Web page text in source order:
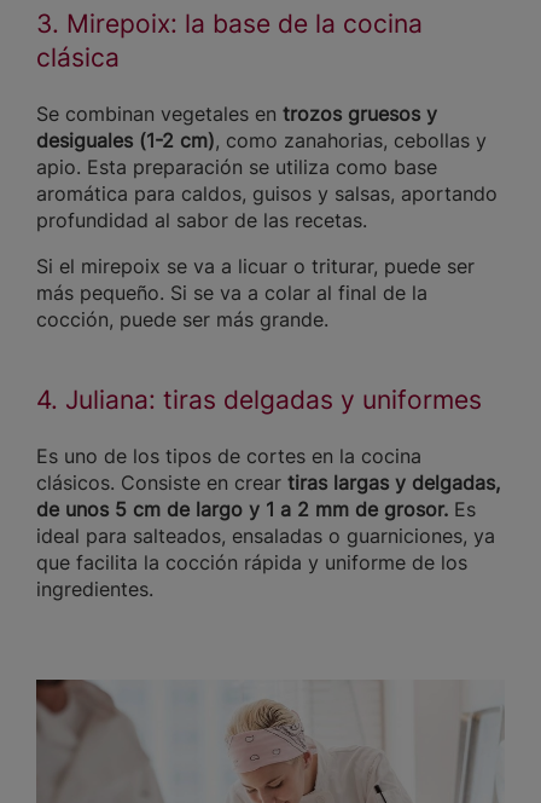
3. Mirepoix: la base de la cocina
clásica
Se combinan vegetales en trozos gruesos y
desiguales (1-2 cm), como zanahorias, cebollas y
apio. Esta preparación se utiliza como base
aromática para caldos, guisos y salsas, aportando
profundidad al sabor de las recetas.
Si el mirepoix se va a licuar o triturar, puede ser
más pequeño. Si se va a colar al final de la
cocción, puede ser más grande.
4. Juliana: tiras delgadas y uniformes
Es uno de los tipos de cortes en la cocina
clásicos. Consiste en crear tiras largas y delgadas,
de unos 5 cm de largo y 1 a 2 mm de grosor. Es
ideal para salteados, ensaladas o guarniciones, ya
que facilita la cocción rápida y uniforme de los
ingredientes.